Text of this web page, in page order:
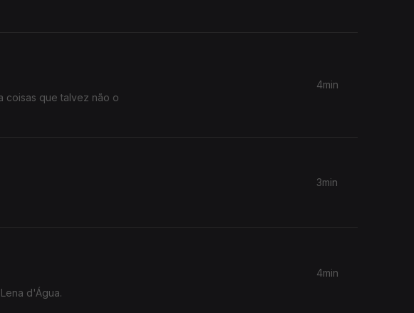
coisas que talvez não o
4min
3min
d'Água.
4min